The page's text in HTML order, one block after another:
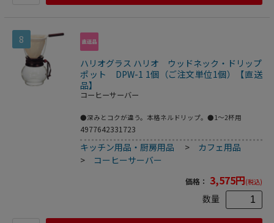
8
ハリオグラス ハリオ ウッドネック・ドリップ
ポット DPW-1 1個（ご注文単位1個）【直送
品】
コーヒーサーバー
●深みとコクが違う。本格ネルドリップ。●1～2杯用
4977642331723
キッチン用品・厨房用品 > カフェ用品
> コーヒーサーバー
価格： 3,575円(税込)
数量